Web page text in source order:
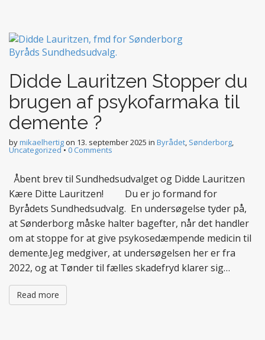
Didde Lauritzen Stopper du
brugen af psykofarmaka til
demente ?
bymikaelhertigon 13. september 2025 in Byrådet, Sønderborg,
Uncategorized• 0 Comments
Åbent brev til Sundhedsudvalget og Didde Lauritzen
Kære Ditte Lauritzen! Du er jo formand for
Byrådets Sundhedsudvalg. En undersøgelse tyder på,
at Sønderborg måske halter bagefter, når det handler
om at stoppe for at give psykosedæmpende medicin til
demente.Jeg medgiver, at undersøgelsen her er fra
2022, og at Tønder til fælles skadefryd klarer sig…
Read more